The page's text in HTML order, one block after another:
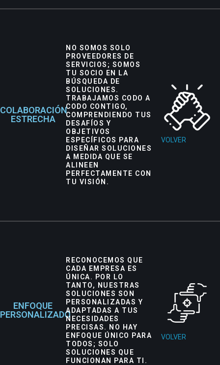
COLABORACIÓN
ESTRECHA
NO SOMOS SOLO
PROVEEDORES DE
SERVICIOS; SOMOS
TU SOCIO EN LA
BÚSQUEDA DE
SOLUCIONES.
TRABAJAMOS CODO A
CODO CONTIGO,
COMPRENDIENDO TUS
DESAFÍOS Y
OBJETIVOS
ESPECÍFICOS PARA
DISEÑAR SOLUCIONES
A MEDIDA QUE SE
ALINEEN
PERFECTAMENTE CON
TU VISIÓN.
VOLVER
ENFOQUE
PERSONALIZADO
RECONOCEMOS QUE
CADA EMPRESA ES
ÚNICA. POR LO
TANTO, NUESTRAS
SOLUCIONES SON
PERSONALIZADAS Y
ADAPTADAS A TUS
NECESIDADES
PRECISAS. NO HAY
ENFOQUE ÚNICO PARA
TODOS; SOLO
SOLUCIONES QUE
FUNCIONAN PARA TI.
VOLVER